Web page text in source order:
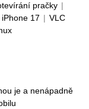
pračky |
iPhone 17 | VLC
je a nenápadně